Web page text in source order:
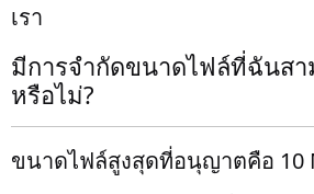
เรา
มีการจำกัดขนาดไฟล์ที่ฉันสา
หรือไม่?
ขนาดไฟล์สูงสุดที่อนุญาตคือ 10